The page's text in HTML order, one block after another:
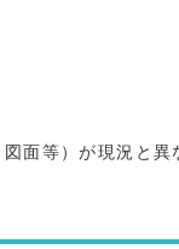
面等）が現況と異